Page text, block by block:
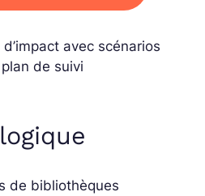
avec scénarios
de suivi
de bibliothèques